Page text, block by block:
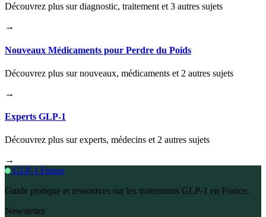
Découvrez plus sur diagnostic, traitement et 3 autres sujets
→
Nouveaux Médicaments pour Perdre du Poids
Découvrez plus sur nouveaux, médicaments et 2 autres sujets
→
Experts GLP-1
Découvrez plus sur experts, médecins et 2 autres sujets
→
GLP-1 France
Guide pratique et ressources sur les traitements GLP-1 en France.
Newsletter